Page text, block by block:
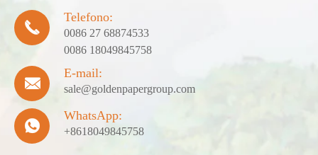

Telefono:
0086 27 68874533
0086 18049845758

E-mail:
sale@goldenpapergroup.com

WhatsApp:
+8618049845758